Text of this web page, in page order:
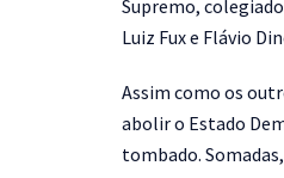
Supremo,
Luiz Fux e Flávio
Assim como os
abolir o Estado
tombado.